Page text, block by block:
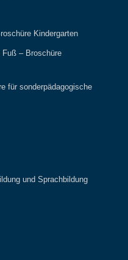
Kindergarten
– Broschüre
für sonderpädagogische
und Sprachbildung